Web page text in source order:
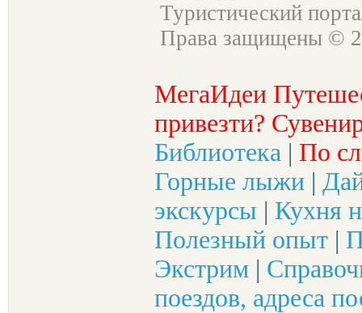
Туристический
Права защищены ©
МегаИдеи
привезти?
Библиотека | По
Горные лыжи |
экскурсы | Кухня
Полезный опыт |
Экстрим |
поездов, адреса